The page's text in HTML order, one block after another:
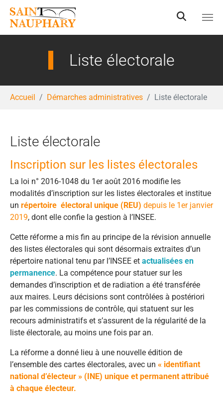
Liste électorale
Accueil Démarches administratives Liste électorale
Liste électorale
Inscription sur les listes électorales
La loi n° 2016-1048 du 1er août 2016 modifie les
modalités d’inscription sur les listes électorales et institue
un répertoire électoral unique (REU) depuis le 1er janvier
2019, dont elle confie la gestion à l’INSEE.
Cette réforme a mis fin au principe de la révision annuelle
des listes électorales qui sont désormais extraites d’un
répertoire national tenu par l’INSEE et actualisées en
permanence. La compétence pour statuer sur les
demandes d’inscription et de radiation a été transférée
aux maires. Leurs décisions sont contrôlées à postériori
par les commissions de contrôle, qui statuent sur les
recours administratifs et s’assurent de la régularité de la
liste électorale, au moins une fois par an.
La réforme a donné lieu à une nouvelle édition de
l’ensemble des cartes électorales, avec un « identifiant
national d’électeur » (INE) unique et permanent attribué
à chaque électeur.